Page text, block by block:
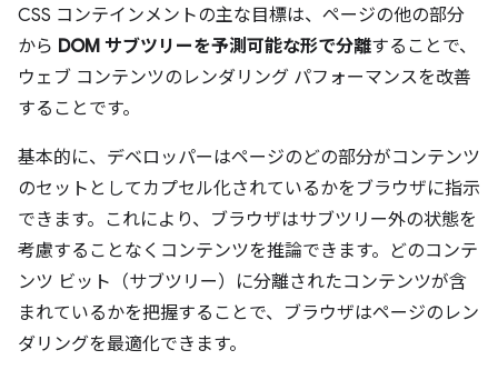
CSS コンテインメントの主な目標は、ページの他の部分
から DOM サブツリーを予測可能な形で分離することで、
ウェブ コンテンツのレンダリング パフォーマンスを改善
することです。
基本的に、デベロッパーはページのどの部分がコンテンツ
のセットとしてカプセル化されているかをブラウザに指示
できます。これにより、ブラウザはサブツリー外の状態を
考慮することなくコンテンツを推論できます。どのコンテ
ンツ ビット（サブツリー）に分離されたコンテンツが含
まれているかを把握することで、ブラウザはページのレン
ダリングを最適化できます。